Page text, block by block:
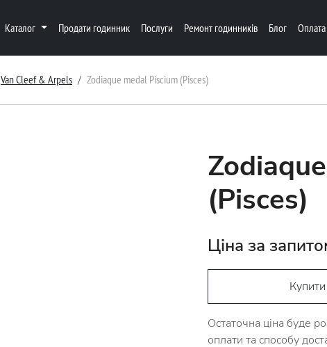
Каталог Продати годинник Послуги Ремонт годинників Блог Оплата
Van Cleef & Arpels Zodiaque medal Piscium (Pisces)
(Pisces)
Ціна за
Купити
Остаточна ціна буде
оплати та способу